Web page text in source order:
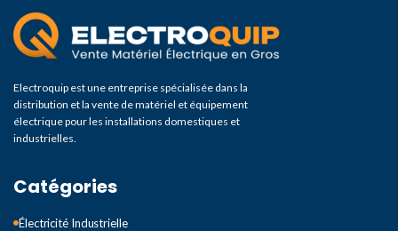
Electroquip est une entreprise spécialisée dans la
distribution et la vente de matériel et équipement
électrique pour les installations domestiques et
industrielles.
Catégories
Électricité Industrielle